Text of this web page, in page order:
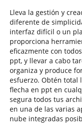
Lleva la gestión y
diferente de
interfaz difícil o un
proporciona
eficazmente con
ppt, y llevar a cabo
organiza y produce
esfuerzo. Obtén
flecha en ppt en
segura todos tus
en una de las varias
nube integradas